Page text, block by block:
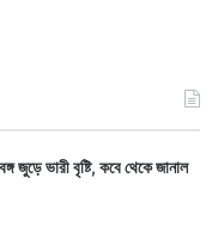
জুড়ে ভারী বৃষ্টি, কবে থেকে জানাল